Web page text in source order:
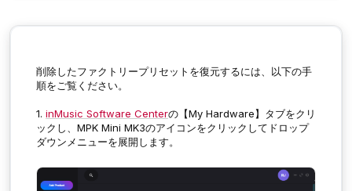
削除したファクトリープリセットを復元するには、以下の手
順をご覧ください。
1. inMusic Software Centerの【My Hardware】 タブをクリ
ックし、MPK Mini MK3のアイコンをクリックしてドロップ
ダウンメニューを展開します。